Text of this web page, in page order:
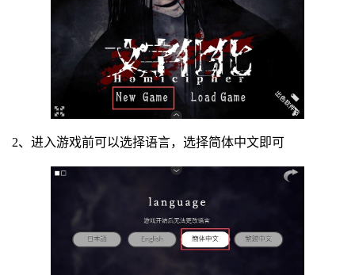
2、进入游戏前可以选择语言，选择简体中文即可